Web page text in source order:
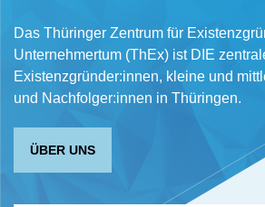
Das Thüringer Zentrum für
Unternehmertum (ThEx) ist DIE
Existenzgründer:innen, kleine und
und Nachfolger:innen in Thüringen.
ÜBER UNS